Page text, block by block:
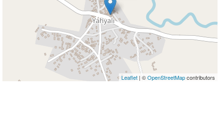
Leaflet | ©OpenStreetMapcontributors